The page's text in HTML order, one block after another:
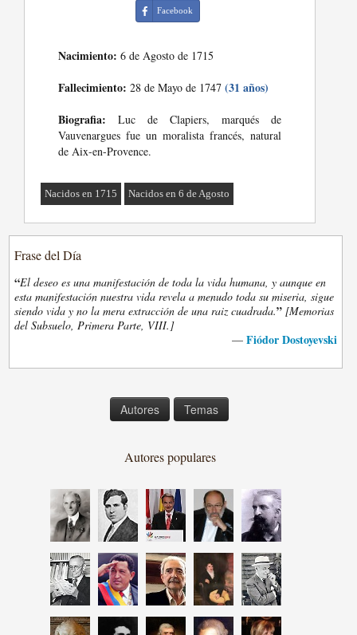
Facebook
Nacimiento: 6 de Agosto de 1715
Fallecimiento: 28 de Mayo de 1747(31 años)
Biografia: Luc de Clapiers, marqués de
Vauvenargues fue un moralista francés, natural
de Aix-en-Provence.
Nacidos en 1715 Nacidos en 6 de Agosto
Frase del Día
“El deseo es una manifestación de toda la vida humana, y aunque en
esta manifestación nuestra vida revela a menudo toda su miseria, sigue
siendo vida y no la mera extracción de una raiz cuadrada.” [Memorias
del Subsuelo, Primera Parte, VIII.]
— Fiódor Dostoyevski
Autores Temas
Autores populares